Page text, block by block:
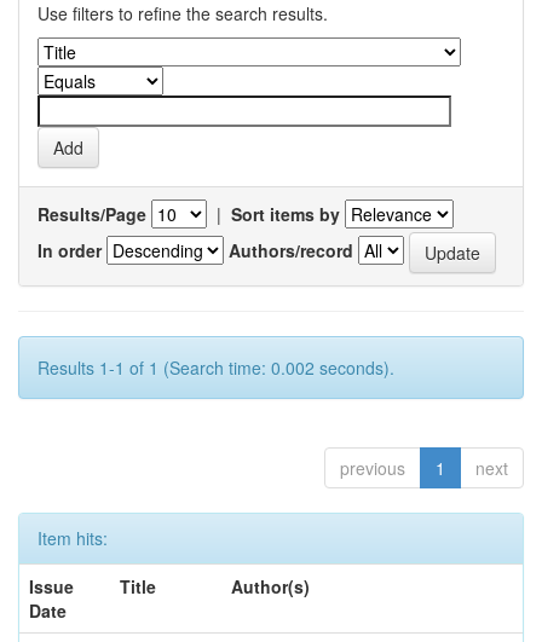
Use filters to refine the search results.
Results/Page | Sort items by
In order
Authors/record
Results 1-1 of 1 (Search time: 0.002 seconds).
previous 1 next
Item hits:
Issue
Date
Title Author(s)